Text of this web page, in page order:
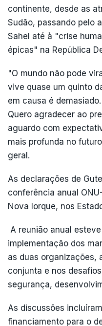
continente, desde as
Sudão, passando pelo
Sahel até à "crise
épicas" na República
"O mundo não pode
vive quase um quinto
em causa é
Quero agradecer ao
aguardo com
mais profunda no
geral.
As declarações de
conferência anual
Nova Iorque, nos
A reunião anual
implementação dos
as duas organizações,
conjunta e nos
segurança,
As discussões
financiamento para o